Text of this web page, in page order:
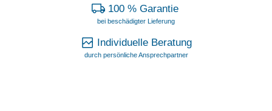
100 % Garantie
bei beschädigter Lieferung
Individuelle Beratung
durch persönliche Ansprechpartner